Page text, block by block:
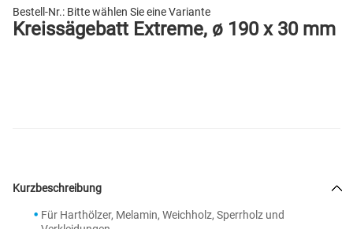
Bestell-Nr.: Bitte wählen Sie eine Variante
Kreissägebatt Extreme, ø 190 x 30 mm
Kurzbeschreibung
Für Harthölzer, Melamin, Weichholz, Sperrholz und